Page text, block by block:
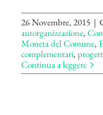
26 Novembre, 2015 |
autorganizzazione,
Moneta del Comune,
complementari,
Continua a leggere